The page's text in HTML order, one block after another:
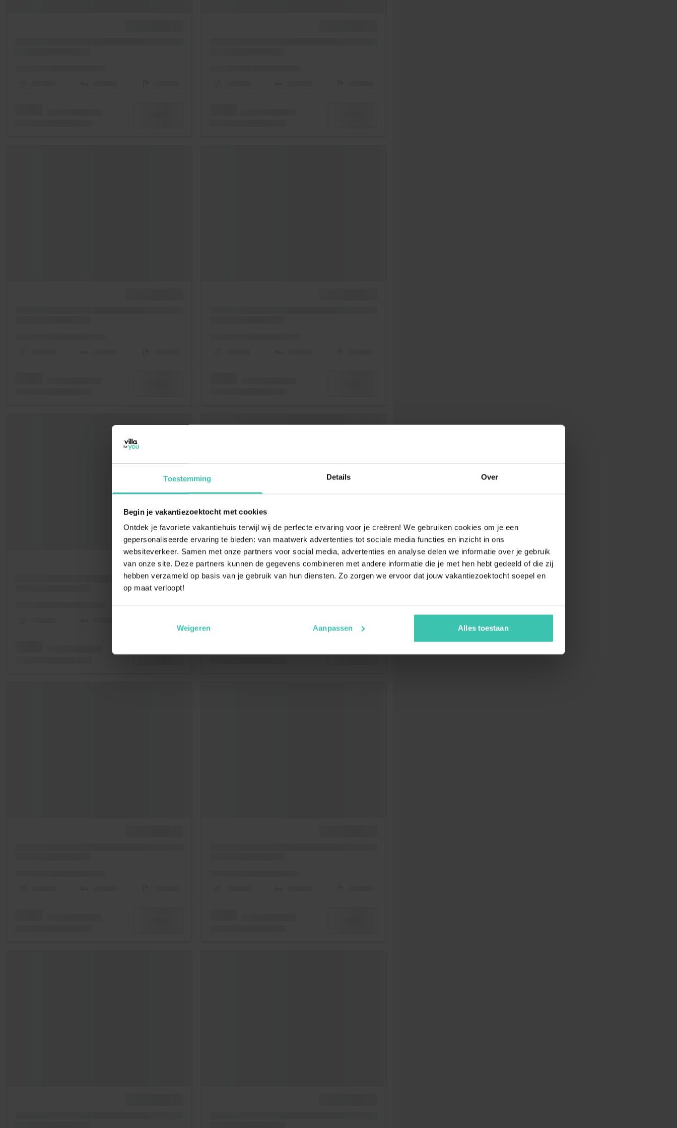
Toestemming Details Over
Begin je vakantiezoektocht met cookies
Ontdek je favoriete vakantiehuis terwijl wij de perfecte ervaring voor je creëren! We gebruiken cookies om je een
gepersonaliseerde ervaring te bieden: van maatwerk advertenties tot sociale media functies en inzicht in ons
websiteverkeer. Samen met onze partners voor social media, advertenties en analyse delen we informatie over je gebruik
van onze site. Deze partners kunnen de gegevens combineren met andere informatie die je met hen hebt gedeeld of die zij
hebben verzameld op basis van je gebruik van hun diensten. Zo zorgen we ervoor dat jouw vakantiezoektocht soepel en
op maat verloopt!
Weigeren Aanpassen Alles toestaan